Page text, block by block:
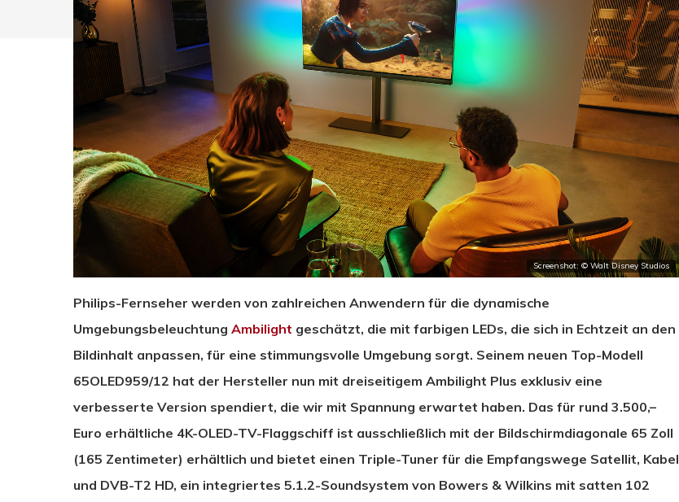
Drücken Sie Enter zum Suchen oder ESC zum Schließen.
Screenshot: © Walt Disney Studios
Philips-Fernseher werden von zahlreichen Anwendern für die dynamische
Umgebungsbeleuchtung Ambilight geschätzt, die mit farbigen LEDs, die sich in Echtzeit an den
Bildinhalt anpassen, für eine stimmungsvolle Umgebung sorgt. Seinem neuen Top-Modell
65OLED959/12 hat der Hersteller nun mit dreiseitigem Ambilight Plus exklusiv eine
verbesserte Version spendiert, die wir mit Spannung erwartet haben. Das für rund 3.500,–
Euro erhältliche 4K-OLED-TV-Flaggschiff ist ausschließlich mit der Bildschirmdiagonale 65 Zoll
(165 Zentimeter) erhältlich und bietet einen Triple-Tuner für die Empfangswege Satellit, Kabel
und DVB-T2 HD, ein integriertes 5.1.2-Soundsystem von Bowers & Wilkins mit satten 102